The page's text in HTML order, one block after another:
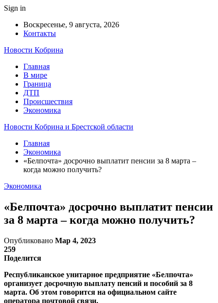
Sign in
Воскресенье, 9 августа, 2026
Контакты
Новости Кобрина
Главная
В мире
Граница
ДТП
Происшествия
Экономика
Новости Кобрина и Брестской области
Главная
Экономика
«Белпочта» досрочно выплатит пенсии за 8 марта –
когда можно получить?
Экономика
«Белпочта» досрочно выплатит пенсии
за 8 марта – когда можно получить?
Опубликовано Мар 4, 2023
259
Поделится
Республиканское унитарное предприятие «Белпочта»
организует досрочную выплату пенсий и пособий за 8
марта. Об этом говорится на официальном сайте
оператора почтовой связи.